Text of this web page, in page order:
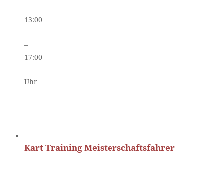
13:00
–
17:00
Uhr
Kart Training Meisterschaftsfahrer